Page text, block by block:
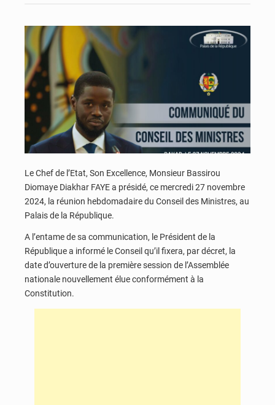
Le Chef de l’Etat, Son Excellence, Monsieur Bassirou
Diomaye Diakhar FAYE a présidé, ce mercredi 27 novembre
2024, la réunion hebdomadaire du Conseil des Ministres, au
Palais de la République.
A l’entame de sa communication, le Président de la
République a informé le Conseil qu’il fixera, par décret, la
date d’ouverture de la première session de l’Assemblée
nationale nouvellement élue conformément à la
Constitution.